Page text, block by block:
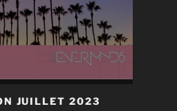
JUILLET 2023